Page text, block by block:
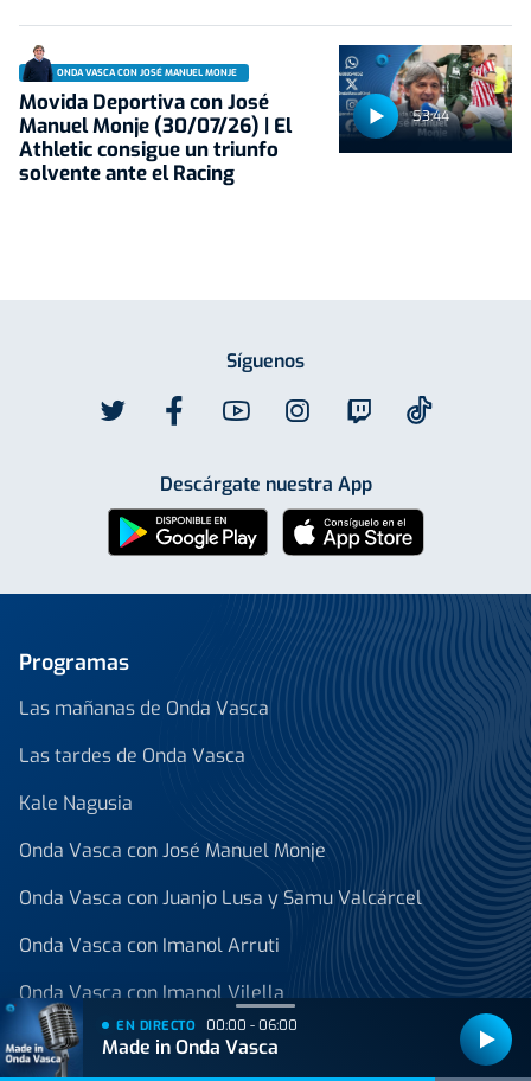
53:44
ONDA VASCA CON JOSÉ MANUEL MONJE
Movida Deportiva con José
Manuel Monje (30/07/26) | El
Athletic consigue un triunfo
solvente ante el Racing
Síguenos
Descárgate nuestra App
Programas
Las mañanas de Onda Vasca
Las tardes de Onda Vasca
Kale Nagusia
Onda Vasca con José Manuel Monje
Onda Vasca con Juanjo Lusa y Samu Valcárcel
Onda Vasca con Imanol Arruti
Onda Vasca con Imanol Vilella
Onda Vasca con Ángel Plaza
EN DIRECTO 00:00 - 06:00
Made in Onda Vasca